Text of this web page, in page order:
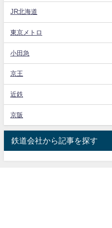
JR北海道
東京メトロ
小田急
京王
近鉄
京阪
鉄道会社から記事を探す